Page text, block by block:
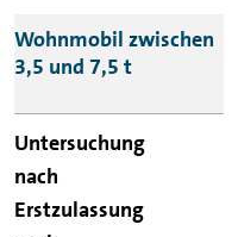
Wohnmobil zwischen
3,5 und 7,5 t